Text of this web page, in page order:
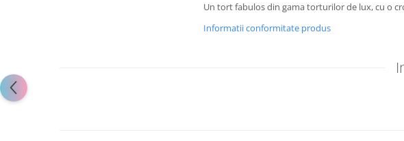
Un tort fabulos din gama torturilor de lux, cu o
Informatii conformitate produs